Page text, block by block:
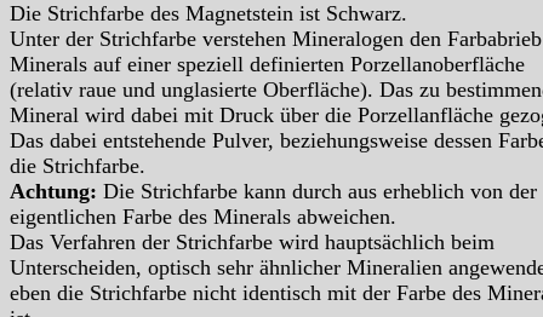
Die Strichfarbe des Magnetstein ist Schwarz.
Unter der Strichfarbe verstehen Mineralogen den
Minerals auf einer speziell definierten Porzellanoberfläche
(relativ raue und unglasierte Oberfläche). Das zu
Mineral wird dabei mit Druck über die Porzellanfläche
Das dabei entstehende Pulver, beziehungsweise dessen
die Strichfarbe.
Achtung: Die Strichfarbe kann durch aus erheblich von der
eigentlichen Farbe des Minerals abweichen.
Das Verfahren der Strichfarbe wird hauptsächlich beim
Unterscheiden, optisch sehr ähnlicher Mineralien
eben die Strichfarbe nicht identisch mit der Farbe des